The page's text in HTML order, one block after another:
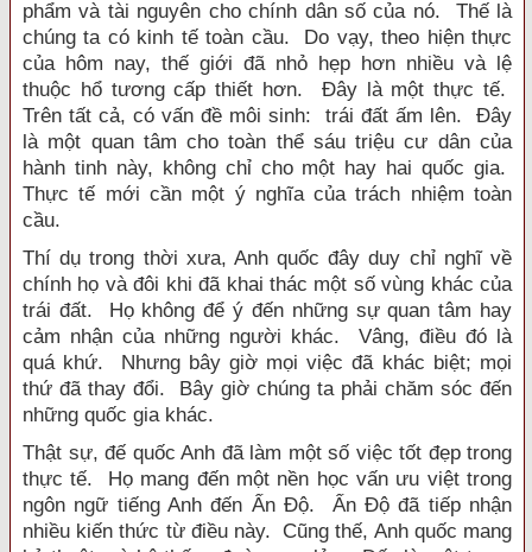
phẩm và tài nguyên cho chính dân số của nó. Thế là
chúng ta có kinh tế toàn cầu. Do vạy, theo hiện thực
của hôm nay, thế giới đã nhỏ hẹp hơn nhiều và lệ
thuộc hổ tương cấp thiết hơn. Đây là một thực tế.
Trên tất cả, có vấn đề môi sinh: trái đất ấm lên. Đây
là một quan tâm cho toàn thể sáu triệu cư dân của
hành tinh này, không chỉ cho một hay hai quốc gia.
Thực tế mới cần một ý nghĩa của trách nhiệm toàn
cầu.
Thí dụ trong thời xưa, Anh quốc đây duy chỉ nghĩ về
chính họ và đôi khi đã khai thác một số vùng khác của
trái đất. Họ không để ý đến những sự quan tâm hay
cảm nhận của những người khác. Vâng, điều đó là
quá khứ. Nhưng bây giờ mọi việc đã khác biệt; mọi
thứ đã thay đổi. Bây giờ chúng ta phải chăm sóc đến
những quốc gia khác.
Thật sự, đế quốc Anh đã làm một số việc tốt đẹp trong
thực tế. Họ mang đến một nền học vấn ưu việt trong
ngôn ngữ tiếng Anh đến Ấn Độ. Ấn Độ đã tiếp nhận
nhiều kiến thức từ điều này. Cũng thế, Anh quốc mang